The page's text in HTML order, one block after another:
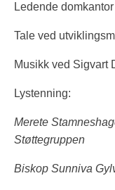
Ledende
Tale ved
Musikk ved Sigvart
Lystenning:
Merete
Støttegruppen
Biskop Sunniva